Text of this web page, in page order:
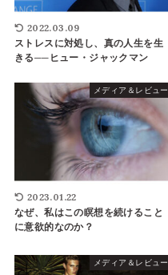
2022.03.09
ストレスに対処し、真の人生を生
きる──ヒュー・ジャックマン
メディア＆レビュー
2023.01.22
なぜ、私はこの瞑想を続けること
に意欲的なのか？
メディア＆レビュー